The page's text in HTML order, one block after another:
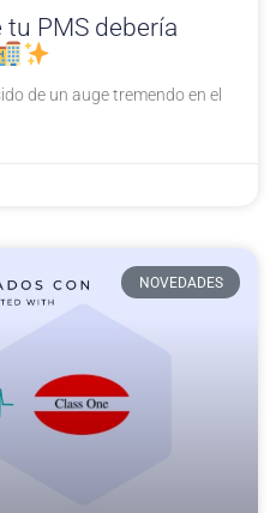
PMS debería
de un auge tremendo en el
NOVEDADES